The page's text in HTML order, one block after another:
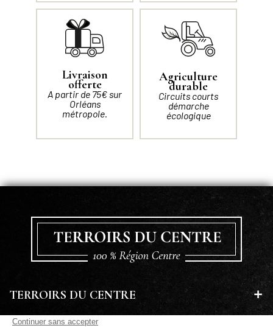
Livraison
offerte
A partir de 75€ sur
Orléans
métropole.
Agriculture
durable
Circuits courts
démarche
écologique
TERROIRS DU CENTRE
EN SAVOIR PLUS